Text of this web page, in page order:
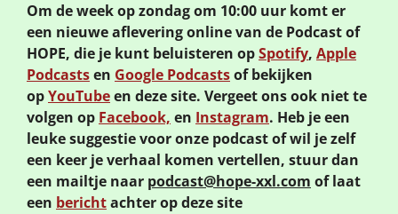
Om de week op zondag om 10:00 uur komt er
een nieuwe aflevering online van de Podcast of
HOPE, die je kunt beluisteren opSpotify, Apple
Podcastsen Google Podcastsof bekijken
opYouTubeen deze site. Vergeet ons ook niet te
volgen op Facebook, en Instagram. Heb je een
leuke suggestie voor onze podcast of wil je zelf
een keer je verhaal komen vertellen, stuur dan
een mailtje naar podcast@hope-xxl.com of laat
een berichtachter op deze site